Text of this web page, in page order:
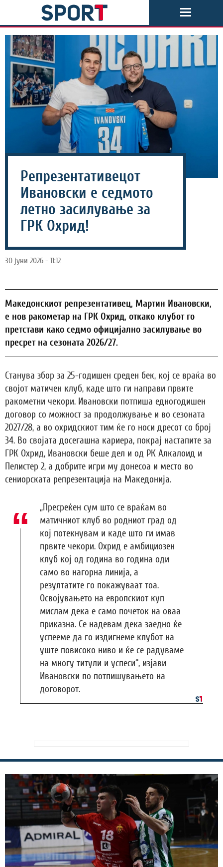
Репрезентативецот
Ивановски е седмото
летно засилување за
ГРК Охрид!
30 јуни 2026 - 11:12
Македонскиот репрезентативец, Мартин Ивановски,
е нов ракометар на ГРК Охрид, откако клубот го
претстави како седмо официјално засилување во
пресрет на сезоната 2026/27.
Станува збор за 25-годишен среден бек, кој се враќа во
својот матичен клуб, каде што ги направи првите
ракометни чекори. Ивановски потпиша едногодишен
договор со можност за продолжување и во сезоната
2027/28, а во охридскиот тим ќе го носи дресот со број
34. Во својата досегашна кариера, покрај настапите за
ГРК Охрид, Ивановски беше дел и од РК Алкалоид и
Пелистер 2, а добрите игри му донесоа и место во
сениорската репрезентација на Македонија.
„Пресреќен сум што се враќам во
матичниот клуб во родниот град од
кој потекнувам и каде што ги имав
првите чекори. Охрид е амбициозен
клуб кој од година во година оди
само во нагорна линија, а
резултатите го покажуваат тоа.
Освојувањето на европскиот куп
мислам дека е само почеток на оваа
приказна. Се надевам дека заедно ќе
успееме да го издигнеме клубот на
уште повисоко ниво и ќе се радуваме
на многу титули и успеси“, изјави
Ивановски по потпишувањето на
договорот.